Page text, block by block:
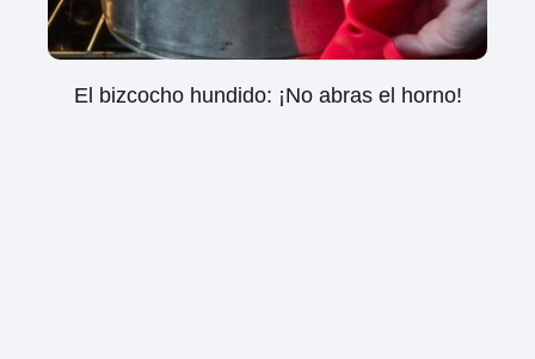
El bizcocho hundido: ¡No abras el horno!